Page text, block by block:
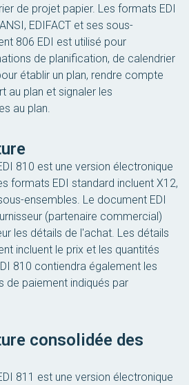
de projet papier. Les formats EDI
EDIFACT et ses sous-
806 EDI est utilisé pour
de planification, de calendrier
établir un plan, rendre compte
au plan et signaler les
au plan.
810 est une version électronique
formats EDI standard incluent X12,
ensembles. Le document EDI
(partenaire commercial)
les détails de l'achat. Les détails
incluent le prix et les quantités
810 contiendra également les
de paiement indiqués par
consolidée des
811 est une version électronique